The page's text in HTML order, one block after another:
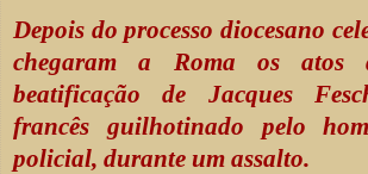
Depois do processo diocesano
chegaram a Roma os atos
beatificação de Jacques
francês guilhotinado pelo
policial, durante um assalto.